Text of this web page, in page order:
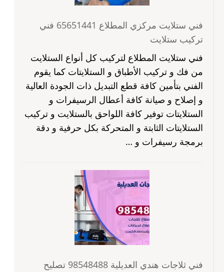
فني ستلايت مركزي المطلاع 65651441 فني
تركيب ستلايت
فني ستلايت المطلاع لتركيب كل أنواع الستلايت
من فك و تركيب الأطباق و الستلايتات كما يقوم
الفني بتأمين كافة قطع التبديل ذات الجودة العالية
و إصلاح و صيانة كافة أعطال الرسيفرات و
الستلايتات توفير كافة اللواحق بالستلايت و تركيب
الستلايتات الثابتة و المتحركة بكل حرفية و دقة
برمجة رسيفرات و …
فني ثلاجات هندي العديلية 98548488 تصليح